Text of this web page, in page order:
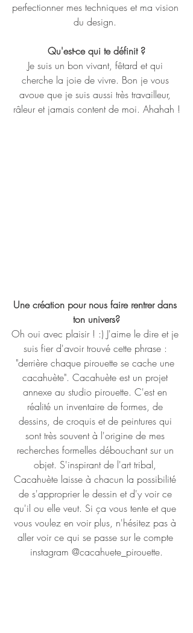
perfectionner mes techniques et ma vision
du design.
Qu'est-ce qui te définit ?
Je suis un bon vivant, fêtard et qui
cherche la joie de vivre. Bon je vous
avoue que je suis aussi très travailleur,
râleur et jamais content de moi. Ahahah !
Une création pour nous faire rentrer dans
ton univers?
Oh oui avec plaisir ! :) J'aime le dire et je
suis fier d'avoir trouvé cette phrase :
"derrière chaque pirouette se cache une
cacahuète". Cacahuète est un projet
annexe au studio pirouette. C'est en
réalité un inventaire de formes, de
dessins, de croquis et de peintures qui
sont très souvent à l'origine de mes
recherches formelles débouchant sur un
objet. S'inspirant de l'art tribal,
Cacahuète laisse à chacun la possibilité
de s'approprier le dessin et d'y voir ce
qu'il ou elle veut. Si ça vous tente et que
vous voulez en voir plus, n'hésitez pas à
aller voir ce qui se passe sur le compte
instagram @cacahuete_pirouette.